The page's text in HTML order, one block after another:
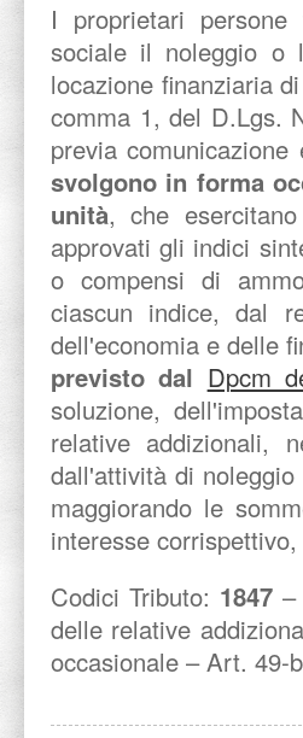
I proprietari
sociale il noleggio o
locazione finanziaria
comma 1, del D.Lgs.
previa
svolgono in forma
unità, che
approvati gli indici
o compensi di
ciascun indice, dal
dell'economia e delle
previsto dal Dpcm
soluzione,
relative addizionali,
dall'attività di
maggiorando le
interesse
Codici Tributo: 1847–
delle relative
occasionale – Art. 49-